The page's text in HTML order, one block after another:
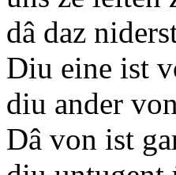
dâ daz
Diu eine ist
diu ander
Dâ von ist